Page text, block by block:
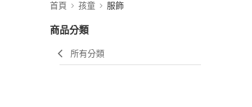
首頁 孩童 服飾
商品分類
所有分類